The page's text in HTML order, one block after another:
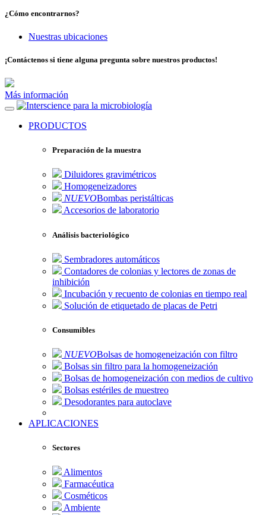
¿Cómo encontrarnos?
Nuestras ubicaciones
¡Contáctenos si tiene alguna pregunta sobre nuestros productos!
Más información
para la microbiología
PRODUCTOS
Preparación de la muestra
Diluidores gravimétricos
Homogeneizadores
NUEVOBombas peristálticas
Accesorios de laboratorio
Análisis bacteriológico
Sembradores automáticos
Contadores de colonias y lectores de zonas de
inhibición
Incubación y recuento de colonias en tiempo real
Solución de etiquetado de placas de Petri
Consumibles
NUEVOBolsas de homogeneización con filtro
Bolsas sin filtro para la homogeneización
Bolsas de homogeneización con medios de cultivo
Bolsas estériles de muestreo
Desodorantes para autoclave
APLICACIONES
Sectores
Alimentos
Farmacéutica
Cosméticos
Ambiente